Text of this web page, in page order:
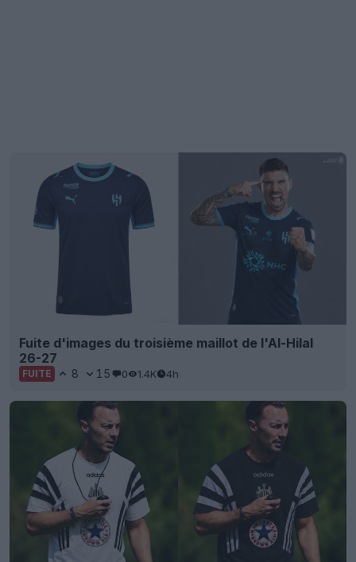
Fuite d'images du troisième maillot de l'Al-Hilal
26-27
FUITE 8 15 0 1.4K 4h